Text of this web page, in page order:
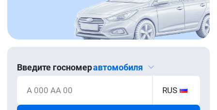
Введите госномеравтомобиля
А 000 АА 00 RUS